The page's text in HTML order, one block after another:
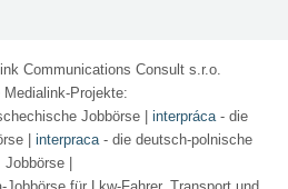
Communications Consult s.r.o.
Medialink-Projekte:
Jobbörse| interpráca- die
| interpraca - die deutsch-polnische
Jobbörse |